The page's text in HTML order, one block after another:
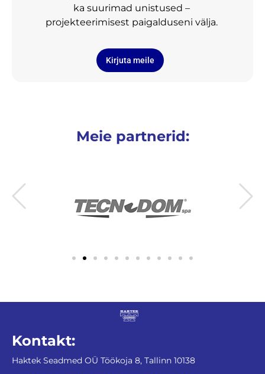
ka suurimad unistused –
projekteerimisest paigalduseni välja.
Kirjuta meile
Meie partnerid:
Kontakt:
Haktek Seadmed OÜ Töökoja 8, Tallinn 10138